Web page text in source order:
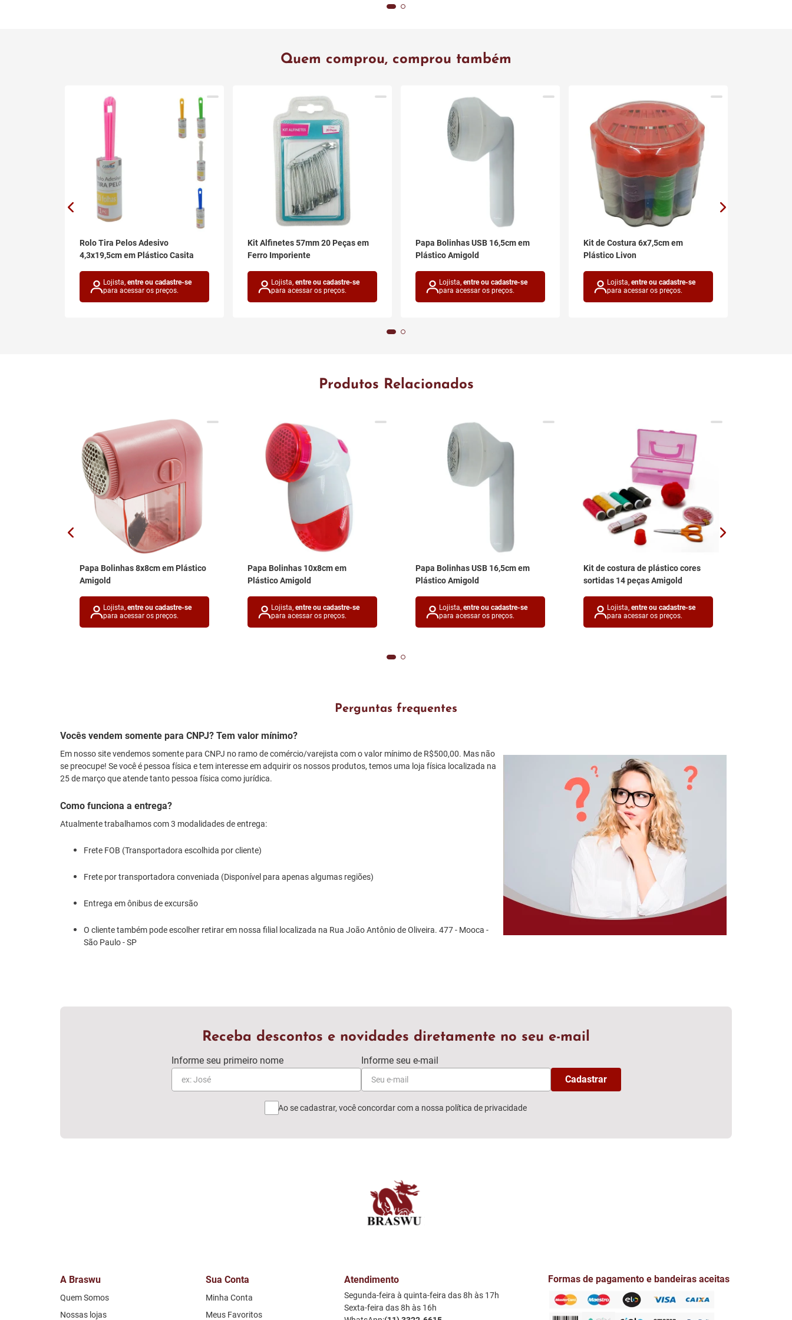
Quem comprou, comprou também
Rolo Tira Pelos Adesivo
4,3x19,5cm em Plástico Casita
Lojista, entre ou cadastre-se
para acessar os preços.
Kit Alfinetes 57mm 20 Peças em
Ferro Imporiente
Lojista, entre ou cadastre-se
para acessar os preços.
Papa Bolinhas USB 16,5cm em
Plástico Amigold
Lojista, entre ou cadastre-se
para acessar os preços.
Kit de Costura 6x7,5cm em
Plástico Livon
Lojista, entre ou cadastre-se
para acessar os preços.
Produtos Relacionados
Papa Bolinhas 8x8cm em Plástico
Amigold
Lojista, entre ou cadastre-se
para acessar os preços.
Papa Bolinhas 10x8cm em
Plástico Amigold
Lojista, entre ou cadastre-se
para acessar os preços.
Papa Bolinhas USB 16,5cm em
Plástico Amigold
Lojista, entre ou cadastre-se
para acessar os preços.
Kit de costura de plástico cores
sortidas 14 peças Amigold
Lojista, entre ou cadastre-se
para acessar os preços.
Perguntas frequentes
Vocês vendem somente para CNPJ? Tem valor mínimo?
Em nosso site vendemos somente para CNPJ no ramo de comércio/varejista com o valor mínimo de R$500,00. Mas não
se preocupe! Se você é pessoa física e tem interesse em adquirir os nossos produtos, temos uma loja física localizada na
25 de março que atende tanto pessoa física como jurídica.
Como funciona a entrega?
Atualmente trabalhamos com 3 modalidades de entrega:
Frete FOB (Transportadora escolhida por cliente)
Frete por transportadora conveniada (Disponível para apenas algumas regiões)
Entrega em ônibus de excursão
O cliente também pode escolher retirar em nossa filial localizada na Rua João Antônio de Oliveira. 477 - Mooca -
São Paulo - SP
Receba descontos e novidades diretamente no seu e-mail
Ao se cadastrar, você concordar com a nossa política de privacidade
A Braswu
Quem Somos
Nossas lojas
Sua Conta
Minha Conta
Meus Favoritos
Atendimento
Segunda-feira à quinta-feira das 8h às 17h
Sexta-feira das 8h às 16h
Formas de pagamento e bandeiras aceitas